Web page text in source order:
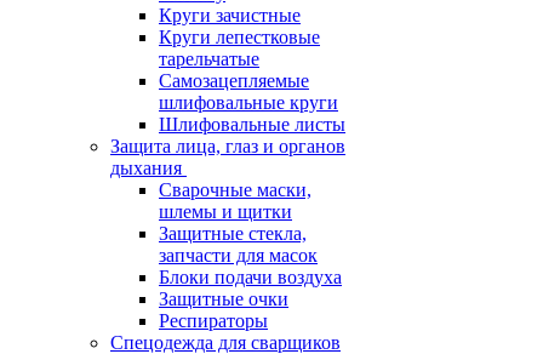
Круги зачистные
Круги лепестковые
тарельчатые
Самозацепляемые
шлифовальные круги
Шлифовальные листы
Защита лица, глаз и органов
дыхания
Сварочные маски,
шлемы и щитки
Защитные стекла,
запчасти для масок
Блоки подачи воздуха
Защитные очки
Респираторы
Спецодежда для сварщиков